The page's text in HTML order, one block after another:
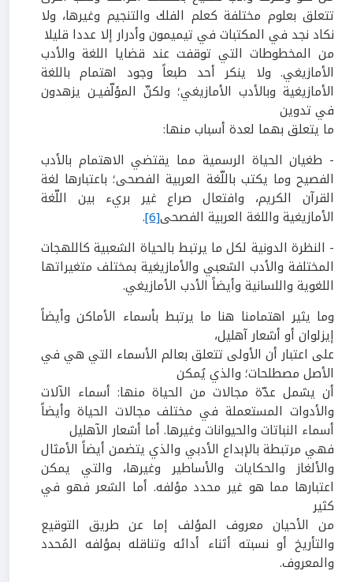
تتعلق بعلوم مختلفة كعلم الفلك والتنجيم وغيرها، ولا
نكاد نجد في المكتبات في تيميمون وأدرار إلا عددا قليلا
من المخطوطات التي توقفت عند قضايا اللغة والأدب
الأمازيغي. ولا ينكر أحد طبعاً وجود اهتمام باللغة
الأمازيغية وبالأدب الأمازيغي؛ ولكنّ المؤلّفيـن يزهدون
في تدوين
ما يتعلق بهما لعدة أسباب منها:
- طغيان الحياة الرسمية مما يقتضي الاهتمام بالأدب
الفصيح وما يكتب باللّغة العربية الفصحى؛ باعتبارها لغة
القرآن الكريم، وافتعال صراع غير بريء بين اللّغة
الأمازيغية واللغة العربية الفصحى[6]
.
- النظرة الدونية لكل ما يرتبط بالحياة الشعبية كاللهجات
المختلفة والأدب الشعبي والأمازيغية بمختلف متغيراتها
اللغوية واللسانية وأيضاً الأدب الأمازيغي.
وما يثير اهتمامنا هنا ما يرتبط بأسماء الأماكن وأيضاً
إيزلوان أو أشعار آهليل،
على اعتبار أن الأولى تتعلق بعالم الأسماء التي هي في
الأصل مصطلحات؛ والذي يُمكن
أن يشمل عدّة مجالات من الحياة منها: أسماء الآلات
والأدوات المستعملة في مختلف مجالات الحياة وأيضاً
أسماء النباتات والحيوانات وغيرها. أما أشعار الآهليل
فهي مرتبطة بالإبداع الأدبي والذي يتضمن أيضاً الأمثال
والألغاز والحكايات والأساطير وغيرها، والتي يمكن
اعتبارها مما هو غير محدد مؤلفه. أما الشعر فهو في
كثير
من الأحيان معروف المؤلف إما عن طريق التوقيع
والتأريخ أو نسبته أثناء أدائه وتناقله بمؤلفه المُحدد
والمعروف.